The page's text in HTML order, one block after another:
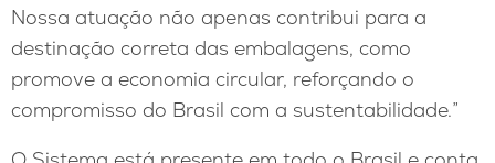
Nossa atuação não apenas contribui para a
destinação correta das embalagens, como
promove a economia circular, reforçando o
compromisso do Brasil com a sustentabilidade.”